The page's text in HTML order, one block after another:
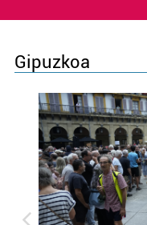
Gipuzkoa